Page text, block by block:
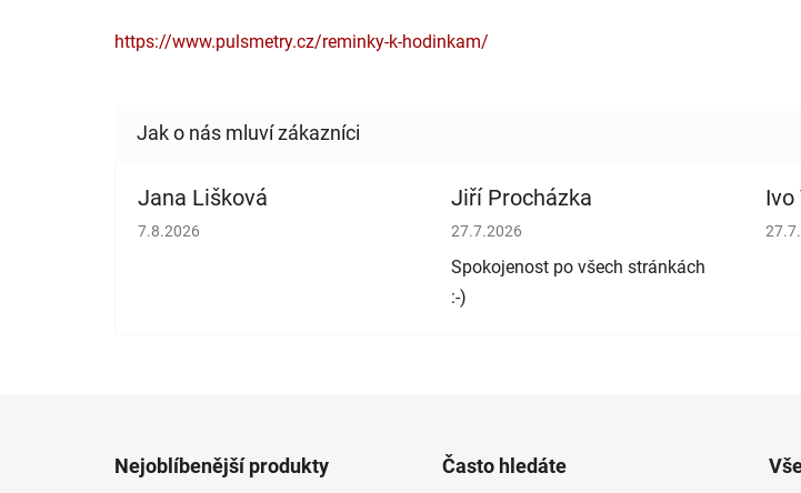
https://www.pulsmetry.cz/reminky-k-hodinkam/
Jana Lišková
Hodnocení obchodu je 5 z 5 hvězdiček.
7.8.2026
Jiří Procházka
Hodnocení obchodu je 5 z 5 hvězdiček.
27.7.2026
Spokojenost po všech stránkách
:-)
Ivo
Nejoblíbenější produkty Často hledáte